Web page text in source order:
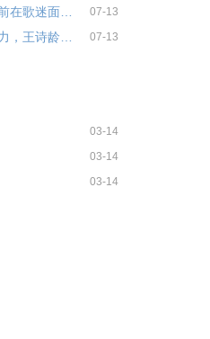
著名歌手李玟两周前在歌迷面前哭... 07-13
07-13
03-14
03-14
03-14